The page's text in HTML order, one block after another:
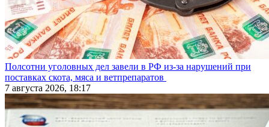
Полсотни уголовных дел завели в РФ из-за нарушений при
поставках скота, мяса и ветпрепаратов
7 августа 2026, 18:17